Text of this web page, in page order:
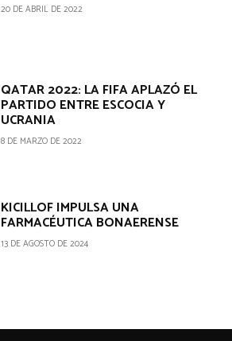
20 DE ABRIL DE 2022
QATAR 2022: LA FIFA APLAZÓ EL
PARTIDO ENTRE ESCOCIA Y
UCRANIA
8 DE MARZO DE 2022
KICILLOF IMPULSA UNA
FARMACÉUTICA BONAERENSE
13 DE AGOSTO DE 2024